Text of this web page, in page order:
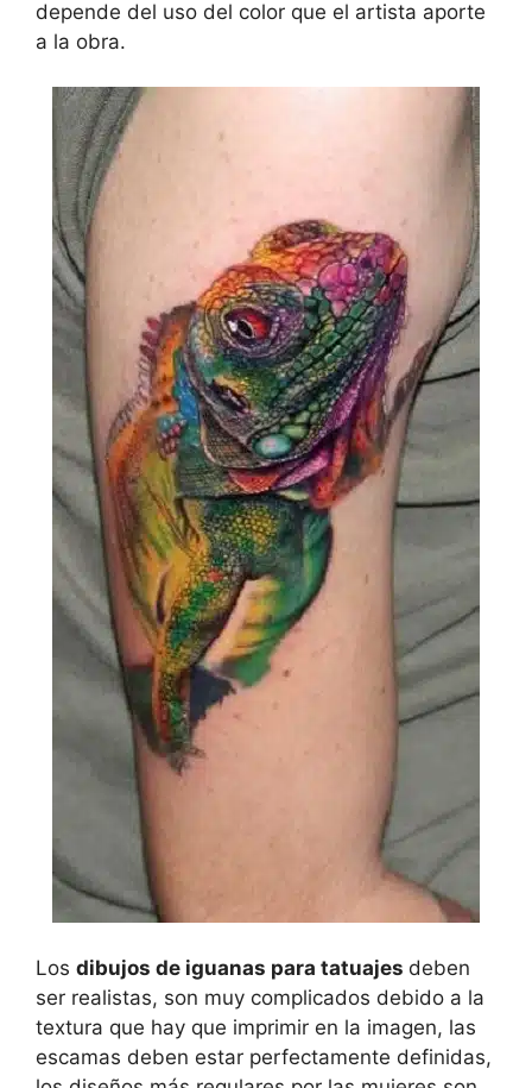
depende del uso del color que el artista aporte
a la obra.
Los dibujos de iguanas para tatuajes deben
ser realistas, son muy complicados debido a la
textura que hay que imprimir en la imagen, las
escamas deben estar perfectamente definidas,